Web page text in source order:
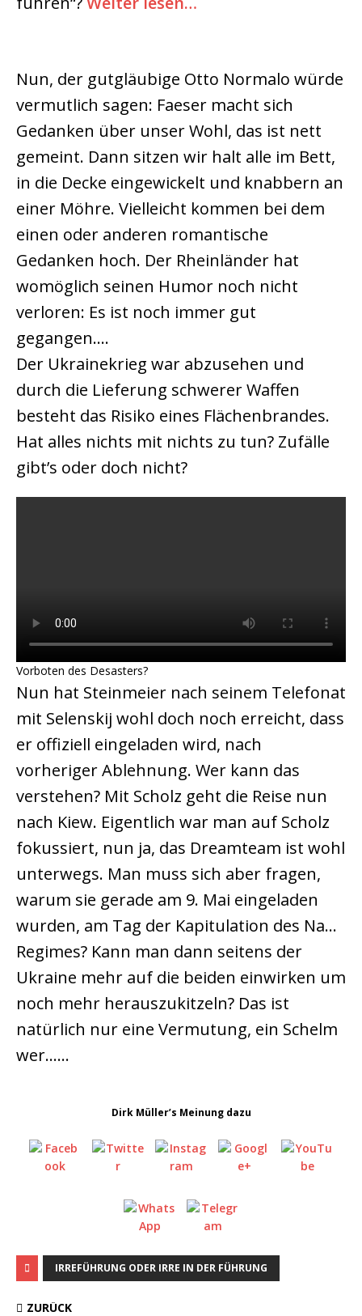
Nun, der gutgläubige Otto Normalo würde
vermutlich sagen: Faeser macht sich
Gedanken über unser Wohl, das ist nett
gemeint. Dann sitzen wir halt alle im Bett,
in die Decke eingewickelt und knabbern an
einer Möhre. Vielleicht kommen bei dem
einen oder anderen romantische
Gedanken hoch. Der Rheinländer hat
womöglich seinen Humor noch nicht
verloren: Es ist noch immer gut
gegangen….
Der Ukrainekrieg war abzusehen und
durch die Lieferung schwerer Waffen
besteht das Risiko eines Flächenbrandes.
Hat alles nichts mit nichts zu tun? Zufälle
gibt’s oder doch nicht?
Vorboten des Desasters?
Nun hat Steinmeier nach seinem Telefonat
mit Selenskij wohl doch noch erreicht, dass
er offiziell eingeladen wird, nach
vorheriger Ablehnung. Wer kann das
verstehen? Mit Scholz geht die Reise nun
nach Kiew. Eigentlich war man auf Scholz
fokussiert, nun ja, das Dreamteam ist wohl
unterwegs. Man muss sich aber fragen,
warum sie gerade am 9. Mai eingeladen
wurden, am Tag der Kapitulation des Na…
Regimes? Kann man dann seitens der
Ukraine mehr auf die beiden einwirken um
noch mehr herauszukitzeln? Das ist
natürlich nur eine Vermutung, ein Schelm
wer……
Dirk Müller’s Meinung dazu
IRREFÜHRUNG ODER IRRE IN DER FÜHRUNG
ZURÜCK